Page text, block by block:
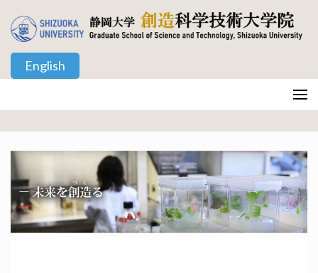
ン
プ
(Enter
を
English
静岡大学 創造科学技術大学院